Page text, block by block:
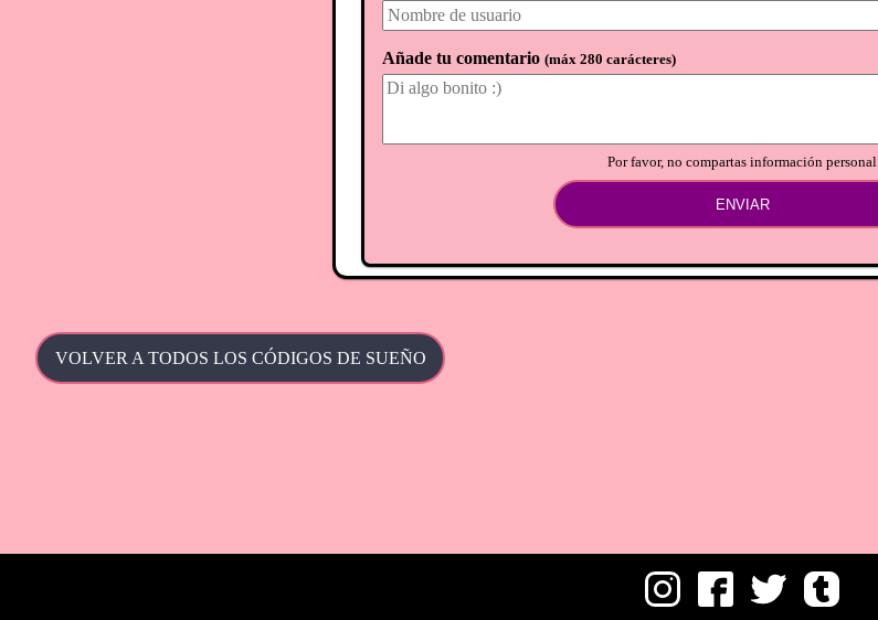
Añade tu comentario (máx 280 carácteres)
Por favor, no compartas información personal
ENVIAR
VOLVER A TODOS LOS CÓDIGOS DE SUEÑO